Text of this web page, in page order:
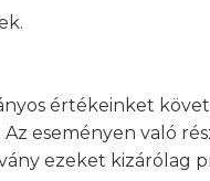
értékeinket
eseményen való
ezeket kizárólag